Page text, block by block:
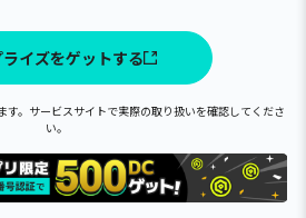
ライズをゲットする
。サービスサイトで実際の取り扱いを確認してくださ
い。